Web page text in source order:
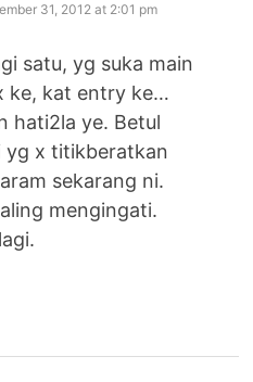
31, 2012 at 2:01 pm
satu, yg suka main
ke, kat entry ke…
hati2la ye. Betul
yg x titikberatkan
sekarang ni.
mengingati.